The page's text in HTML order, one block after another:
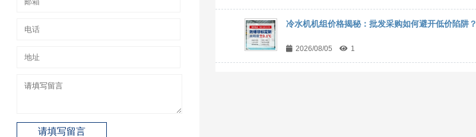
冷水机机组价格揭秘：批发采购如何避开低价陷阱？
2026/08/05 1